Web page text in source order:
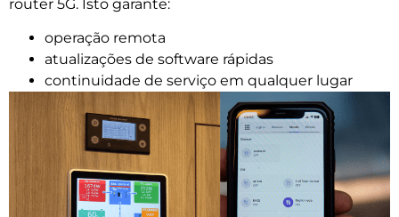
router 5G. Isto garante:
operação remota
atualizações de software rápidas
continuidade de serviço em qualquer lugar